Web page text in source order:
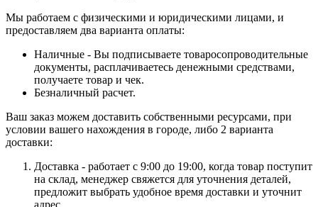
Мы работаем с физическими и юридическими лицами, и
предоставляем два варианта оплаты:
Наличные - Вы подписываете товаросопроводительные
документы, расплачиваетесь денежными средствами,
получаете товар и чек.
Безналичный расчет.
Ваш заказ можем доставить собственными ресурсами, при
условии вашего нахождения в городе, либо 2 варианта
доставки:
Доставка - работает с 9:00 до 19:00, когда товар поступит
на склад, менеджер свяжется для уточнения деталей,
предложит выбрать удобное время доставки и уточнит
адрес.